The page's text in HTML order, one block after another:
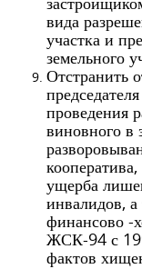
вида
участка и
земельного
Отстранить
проведения
виновного в
ущерба
инвалидов,
финансово -
ЖСК-94 с
фактов